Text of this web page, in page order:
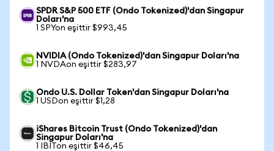
SPDR S&P 500 ETF (Ondo Tokenized)'dan Singapur
Doları'na
1 SPYon eşittir $993,45
NVIDIA (Ondo Tokenized)'dan Singapur Doları'na
1 NVDAon eşittir $283,97
Ondo U.S. Dollar Token'dan Singapur Doları'na
1 USDon eşittir $1,28
iShares Bitcoin Trust (Ondo Tokenized)'dan
Singapur Doları'na
1 IBITon eşittir $46,45